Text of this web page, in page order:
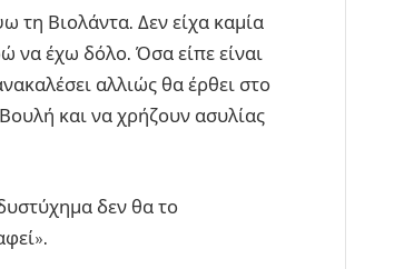
τη Βιολάντα. Δεν είχα καμία
να έχω δόλο. Όσα είπε είναι
αλλιώς θα έρθει στο
και να χρήζουν ασυλίας
δεν θα το